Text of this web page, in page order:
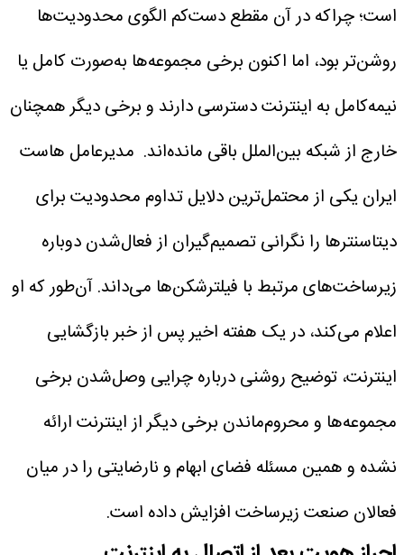
است؛ چراکه در آن مقطع دست‌کم الگوی محدودیت‌ها
روشن‌تر بود، اما اکنون برخی مجموعه‌ها به‌صورت کامل یا
نیمه‌کامل به اینترنت دسترسی دارند و برخی دیگر همچنان
خارج از شبکه بین‌الملل باقی مانده‌اند. مدیرعامل هاست
ایران یکی از محتمل‌ترین دلایل تداوم محدودیت برای
دیتاسنترها را نگرانی تصمیم‌گیران از فعال‌شدن دوباره
زیرساخت‌های مرتبط با فیلترشکن‌ها می‌داند. آن‌طور که او
اعلام می‌کند، در یک هفته اخیر پس از خبر بازگشایی
اینترنت، توضیح روشنی درباره چرایی وصل‌شدن برخی
مجموعه‌ها و محروم‌ماندن برخی دیگر از اینترنت ارائه
نشده و همین مسئله فضای ابهام و نارضایتی را در میان
فعالان صنعت زیرساخت افزایش داده است.